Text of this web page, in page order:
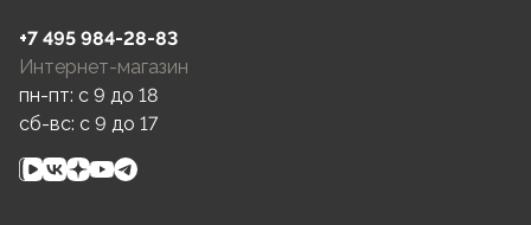
+7 495 984-28-83
Интернет-магазин
пн-пт: c 9 до 18
сб-вс: c 9 до 17